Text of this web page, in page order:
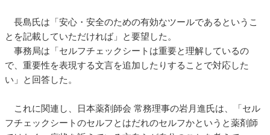
長島氏は「安心・安全のための有効なツールであるというこ
とを記載していただければ」と要望した。
事務局は「セルフチェックシートは重要と理解しているの
で、重要性を表現する文言を追加したりすることで対応した
い」と回答した。
これに関連し、日本薬剤師会 常務理事の岩月進氏は、「セル
フチェックシートのセルフとはだれのセルフかというと薬剤師